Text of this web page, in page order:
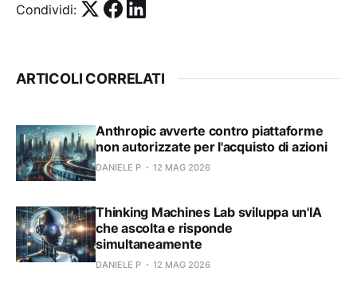
Condividi:
ARTICOLI CORRELATI
Anthropic avverte contro piattaforme
non autorizzate per l'acquisto di azioni
DANIELE P 12 MAG 2026
Thinking Machines Lab sviluppa un'IA
che ascolta e risponde
simultaneamente
DANIELE P 12 MAG 2026